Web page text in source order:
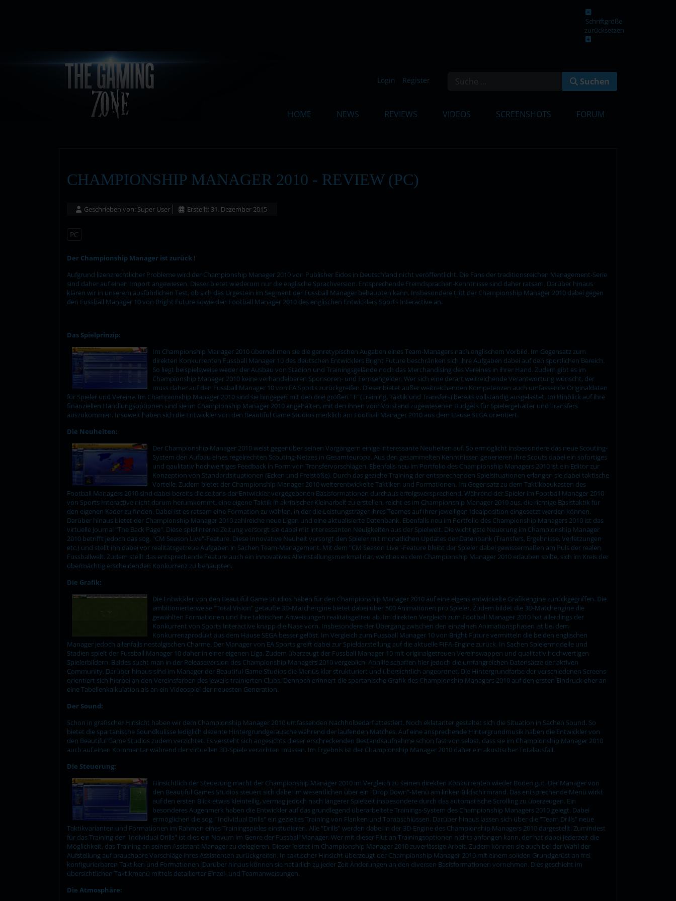
Schriftgröße
zurücksetzen
Login Register Suchen
HOME NEWS REVIEWS VIDEOS SCREENSHOTS FORUM
CHAMPIONSHIP MANAGER 2010 - REVIEW (PC)
Geschrieben von: Super User Erstellt: 31. Dezember 2015
PC
Der Championship Manager ist zurück !
Aufgrund lizenzrechtlicher Probleme wird der Championship Manager 2010 von Publisher Eidos in Deutschland nicht veröffentlicht. Die Fans der traditionsreichen Management-Serie
sind daher auf einen Import angewiesen. Dieser bietet wiederum nur die englische Sprachversion. Entsprechende Fremdsprachen-Kenntnisse sind daher ratsam. Darüber hinaus
klären wir in unserem ausführlichen Test, ob sich das Urgestein im Segment der Fussball Manager behaupten kann. Insbesondere tritt der Championship Manager 2010 dabei gegen
den Fussball Manager 10 von Bright Future sowie den Football Manager 2010 des englischen Entwicklers Sports Interactive an.
Das Spielprinzip:
Im Championship Manager 2010 übernehmen sie die genretypischen Augaben eines Team-Managers nach englischem Vorbild. Im Gegensatz zum
direkten Konkurrenten Fussball Manager 10 des deutschen Entwicklers Bright Future beschränken sich ihre Aufgaben dabei auf den sportlichen Bereich.
So liegt beispielsweise weder der Ausbau von Stadion und Trainingsgelände noch das Merchandising des Vereines in ihrer Hand. Zudem gibt es im
Championship Manager 2010 keine verhandelbaren Sponsoren- und Fernsehgelder. Wer sich eine derart weitreichende Verantwortung wünscht, der
muss daher auf den Fussball Manager 10 von EA Sports zurückgreifen. Dieser bietet außer weitreichenden Kompetenzen auch umfassende Originaldaten
für Spieler und Vereine. Im Championship Manager 2010 sind sie hingegen mit den drei großen "T" (Training, Taktik und Transfers) bereits vollständig ausgelastet. Im Hinblick auf ihre
finanziellen Handlungsoptionen sind sie im Championship Manager 2010 angehalten, mit den ihnen vom Vorstand zugewiesenen Budgets für Spielergehälter und Transfers
auszukommen. Insoweit haben sich die Entwickler von den Beautiful Game Studios merklich am Football Manager 2010 aus dem Hause SEGA orientiert.
Die Neuheiten:
Der Championship Manager 2010 weist gegenüber seinen Vorgängern einige interessante Neuheiten auf. So ermöglicht insbesondere das neue Scouting-
System den Aufbau eines regelrechten Scouting-Netzes in Gesamteuropa. Aus den gesammelten Kenntnissen generieren ihre Scouts dabei ein sofortiges
und qaulitativ hochwertiges Feedback in Form von Transfervorschlägen. Ebenfalls neu im Portfolio des Championship Managers 2010 ist ein Editor zur
Konzeption von Standardsituationen (Ecken und Freistöße). Durch das gezielte Training der entsprechenden Spielsituationen erlangen sie dabei taktische
Vorteile. Zudem bietet der Championship Manager 2010 weiterentwickelte Taktiken und Formationen. Im Gegensatz zu dem Taktikbaukasten des
Football Managers 2010 sind dabei bereits die seitens der Entwickler vorgegebenen Basisformationen durchaus erfolgsversprechend. Während der Spieler im Football Manager 2010
von Sports Interactive nicht darum herumkommt, eine eigene Taktik in akribischer Kleinarbeit zu erstellen, reicht es im Championship Manager 2010 aus, die richtige Basistaktik für
den eigenen Kader zu finden. Dabei ist es ratsam eine Formation zu wählen, in der die Leistungsträger ihres Teames auf ihrer jeweiligen Idealposition eingesetzt werden können.
Darüber hinaus bietet der Championship Manager 2010 zahlreiche neue Ligen und eine aktualisierte Datenbank. Ebenfalls neu im Portfolio des Championship Managers 2010 ist das
virtuelle Journal "The Back Page". Diese spielinterne Zeitung versorgt sie dabei mit interessanten Neuigkeiten aus der Spielwelt. Die wichtigste Neuerung im Championship Manager
2010 betrifft jedoch das sog. "CM Season Live"-Feature. Diese innovative Neuheit versorgt den Spieler mit monatlichen Updates der Datenbank (Transfers, Ergebnisse, Verletzungen
etc.) und stellt ihn dabei vor realitätsgetreue Aufgaben in Sachen Team-Management. Mit dem "CM Season Live"-Feature bleibt der Spieler dabei gewissermaßen am Puls der realen
Fussballwelt. Zudem stellt das entsprechende Feature auch ein innovatives Alleinstellungsmerkmal dar, welches es dem Championship Manager 2010 erlauben sollte, sich im Kreis der
übermächtig erscheinenden Konkurrenz zu behaupten.
Die Grafik:
Die Entwickler von den Beautiful Game Studios haben für den Championship Manager 2010 auf eine eigens entwickelte Grafikengine zurückgegriffen. Die
ambitionierterweise "Total Vision" getaufte 3D-Matchengine bietet dabei über 500 Animationen pro Spieler. Zudem bildet die 3D-Matchengine die
gewählten Formationen und ihre taktischen Anweisungen realitätsgetreu ab. Im direkten Vergleich zum Football Manager 2010 hat allerdings der
Konkurrent von Sports Interactive knapp die Nase vorn. Insbesondere der Übergang zwischen den einzelnen Animationsphasen ist bei dem
Konkurrenzprodukt aus dem Hause SEGA besser gelöst. Im Vergleich zum Fussball Manager 10 von Bright Future vermitteln die beiden englischen
Manager jedoch allenfalls nostalgischen Charme. Der Manager von EA Sports greift dabei zur Spieldarstellung auf die aktuelle FIFA-Engine zurück. In Sachen Spielermodelle und
Stadien spielt der Fussball Manager 10 daher in einer eigenen Liga. Zudem überzeugt der Fussball Manager 10 mit originalgetreuen Vereinswappen und qualitativ hochwertigen
Spielerbildern. Beides sucht man in der Releaseversion des Championship Managers 2010 vergeblich. Abhilfe schaffen hier jedoch die umfangreichen Datensätze der aktiven
Community. Darüber hinaus sind im Manager der Beautiful Game Studios die Menüs klar strukturiert und übersichtlich angeordnet. Die Hintergrundfarbe der verschiedenen Screens
orientiert sich hierbei an den Vereinsfarben des jeweils trainierten Clubs. Dennoch erinnert die spartanische Grafik des Championship Managers 2010 auf den ersten Eindruck eher an
eine Tabellenkalkulation als an ein Videospiel der neuesten Generation.
Der Sound:
Schon in grafischer Hinsicht haben wir dem Championship Manager 2010 umfassenden Nachholbedarf attestiert. Noch eklatanter gestaltet sich die Situation in Sachen Sound. So
bietet die spartanische Soundkulisse lediglich dezente Hintergrundgeräusche während der laufenden Matches. Auf eine ansprechende Hintergrundmusik haben die Entwickler von
den Beautiful Game Studios zudem verzichtet. Es versteht sich angesichts dieser erschreckenden Bestandsaufnahme schon fast von selbst, dass sie im Championship Manager 2010
auch auf einen Kommentar während der virtuellen 3D-Spiele verzichten müssen. Im Ergebnis ist der Championship Manager 2010 daher ein akustischer Totalausfall.
Die Steuerung:
Hinsichtlich der Steuerung macht der Championship Manager 2010 im Vergleich zu seinen direkten Konkurrenten wieder Boden gut. Der Manager von
den Beautiful Games Studios steuert sich dabei im wesentlichen über ein "Drop Down"-Menü am linken Bildschirmrand. Das entsprechende Menü wirkt
auf den ersten Blick etwas kleinteilig, vermag jedoch nach längerer Spielzeit insbesondere durch das automatische Scrolling zu überzeugen. Ein
besonderes Augenmerk haben die Entwickler auf das grundlegend überarbeitete Trainings-System des Championship Managers 2010 gelegt. Dabei
ermöglichen die sog. "Individual Drills" ein gezieltes Training von Flanken und Torabschlüssen. Darüber hinaus lassen sich über die "Team Drills" neue
Taktikvarianten und Formationen im Rahmen eines Trainingspieles einstudieren. Alle "Drills" werden dabei in der 3D-Engine des Championship Managers 2010 dargestellt. Zumindest
für das Training der "Individual Drills" ist dies ein Novum im Genre der Fussball Manager. Wer mit dieser Flut an Trainingsoptionen nichts anfangen kann, der hat dabei jederzeit die
Möglichkeit, das Training an seinen Assistant Manager zu delegieren. Dieser leistet im Championship Manager 2010 zuverlässige Arbeit. Zudem können sie auch bei der Wahl der
Aufstellung auf brauchbare Vorschläge ihres Assistenten zurückgreifen. In taktischer Hinsicht überzeugt der Championship Manager 2010 mit einem soliden Grundgerüst an frei
konfigurierbaren Taktiken und Formationen. Darüber hinaus können sie natürlich zu jeder Zeit Änderungen an den diversen Basisformationen vornehmen. Dies geschieht im
übersichtlichen Taktikmenü mittels detailierter Einzel- und Teamanweisungen.
Die Atmosphäre: